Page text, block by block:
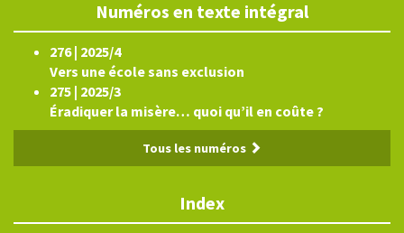
Numéros en texte intégral
276 | 2025/4
Vers une école sans exclusion
275 | 2025/3
Éradiquer la misère… quoi qu’il en coûte ?
Tous les numéros
Index